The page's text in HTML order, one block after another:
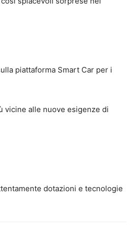
piattaforma Smart Car per i
vicine alle nuove esigenze di
dotazioni e tecnologie